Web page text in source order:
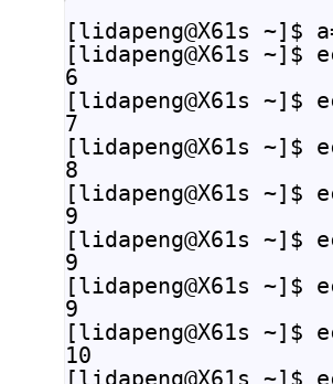
[lidapeng@X61s ~]$
[lidapeng@X61s ~]$
6
[lidapeng@X61s ~]$
7
[lidapeng@X61s ~]$
8
[lidapeng@X61s ~]$
9
[lidapeng@X61s ~]$
9
[lidapeng@X61s ~]$
9
[lidapeng@X61s ~]$
10
[lidapeng@X61s ~]$